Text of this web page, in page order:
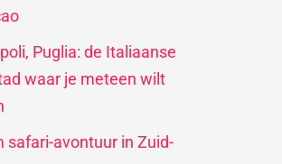
Puglia: de Italiaanse
waar je meteen wilt
safari-avontuur in Zuid-